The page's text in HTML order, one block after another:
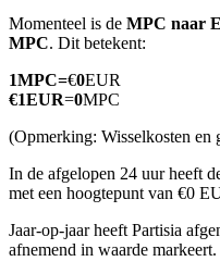
TradFi
Momenteel is de MPC naar
MPC. Dit betekent:
1MPC=€0EUR
€1EUR=0MPC
(Opmerking: Wisselkosten en
In de afgelopen 24 uur heeft
met een hoogtepunt van €0
Jaar-op-jaar heeft Partisia
afnemend in waarde markeert.